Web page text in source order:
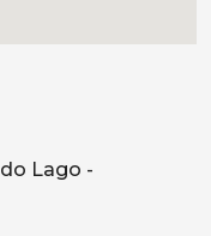
Lago -